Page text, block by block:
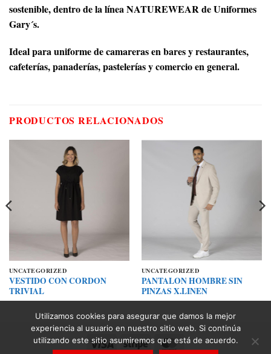
sostenible, dentro de la línea NATUREWEAR de Uniformes
Gary´s.
Ideal para uniforme de camareras en bares y restaurantes,
cafeterías, panaderías, pastelerías y comercio en general.
PRODUCTOS RELACIONADOS
UNCATEGORIZED
VESTIDO CON CORDON
TRIVIAL
UNCATEGORIZED
PANTALON HOMBRE SIN
PINZAS X.LINEN
Visa Stripe MasterCard
Utilizamos cookies para asegurar que damos la mejor
experiencia al usuario en nuestro sitio web. Si continúa
utilizando este sitio asumiremos que está de acuerdo.